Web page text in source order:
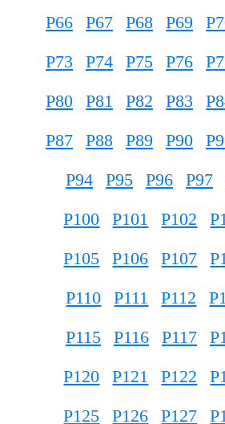
P66
P67 P68 P69
P73
P74 P75 P76
P80
P81 P82 P83
P87
P88 P89 P90
P94
P95 P96 P97
P100
P101 P102
P105
P106 P107
P110
P111 P112
P115
P116 P117
P120
P121 P122
P125
P126 P127